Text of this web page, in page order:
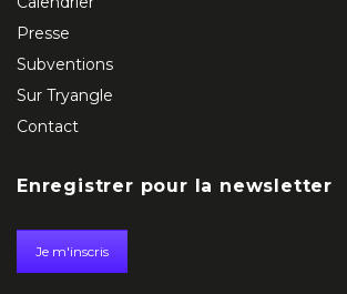
Presse
Subventions
Sur Tryangle
Contact
Enregistrer pour la newsletter
Je m'inscris